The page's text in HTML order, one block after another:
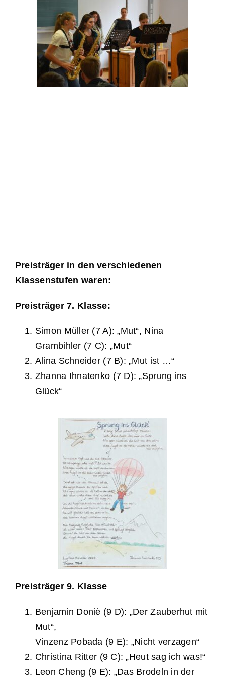
Preisträger in den verschiedenen
Klassenstufen waren:
Preisträger 7. Klasse:
Simon Müller (7 A): „Mut“, Nina
Grambihler (7 C): „Mut“
Alina Schneider (7 B): „Mut ist …“
Zhanna Ihnatenko (7 D): „Sprung ins
Glück“
Preisträger 9. Klasse
Benjamin Doniè (9 D): „Der Zauberhut mit
Mut“,
Vinzenz Pobada (9 E): „Nicht verzagen“
Christina Ritter (9 C): „Heut sag ich was!“
Leon Cheng (9 E): „Das Brodeln in der